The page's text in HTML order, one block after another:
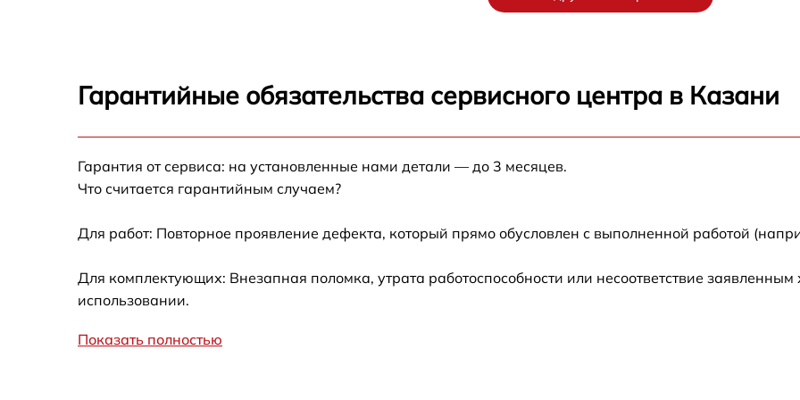
Замена USB порта Umidigi Z2 Pro
Замена кнопки включения Umidigi Z2 Pro от 60 мин
Гарантийные обязательства сервисного центра в Казани
Гарантия от сервиса: на установленные нами детали — до 3 месяцев.
Что считается гарантийным случаем?
Для работ: Повторное проявление дефекта, который прямо обусловлен с выполненной работой
Для комплектующих: Внезапная поломка, утрата работоспособности или несоответствие
использовании.
Показать полностью